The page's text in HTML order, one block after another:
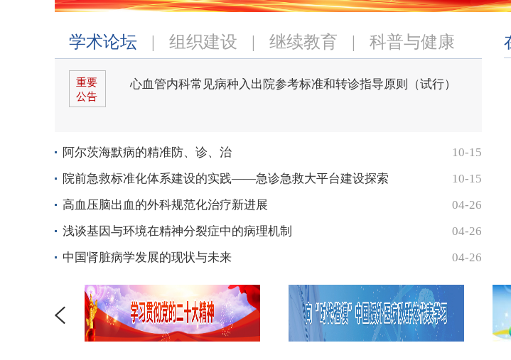
学术论坛 | 组织建设 | 继续教育 | 科普与健康
重要
公告
心血管内科常见病种入出院参考标准和转诊指导原则（试行）
阿尔茨海默病的精准防、诊、治
10-15
院前急救标准化体系建设的实践——急诊急救大平台建设探索
10-15
高血压脑出血的外科规范化治疗新进展
04-26
浅谈基因与环境在精神分裂症中的病理机制
04-26
中国肾脏病学发展的现状与未来
04-26